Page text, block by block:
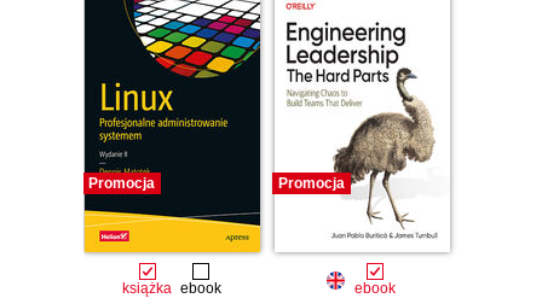
Promocja
książka ebook
Promocja
ebook